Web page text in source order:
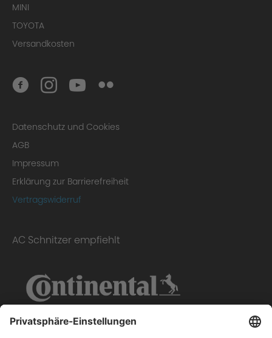
MINI
TOYOTA
Versandkosten
Datenschutz und Cookies
AGB
Impressum
Erklärung zur Barrierefreiheit
Vertragswiderruf
AC Schnitzer empfiehlt